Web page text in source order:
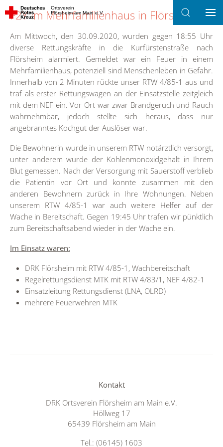
Ortsverein
Flörsheim am Main e.V.
F2Y im Mehrfamilienhaus in Flörsheim
Am Mittwoch, den 30.09.2020, wurden gegen 18:55 Uhr
diverse Rettungskräfte in die Kurfürstenstraße nach
Flörsheim alarmiert. Gemeldet war ein Feuer in einem
Mehrfamilienhaus, potenziell sind Menschenleben in Gefahr.
Innerhalb von 2 Minuten rückte unser RTW 4/85-1 aus und
traf als erster Rettungswagen an der Einsatzstelle zeitgleich
mit dem NEF ein. Vor Ort war zwar Brandgeruch und Rauch
wahrnehmbar, jedoch stellte sich heraus, dass nur
angebranntes Kochgut der Auslöser war.
Die Bewohnerin wurde in unserem RTW notärztlich versorgt,
unter anderem wurde der Kohlenmonoxidgehalt in Ihrem
Blut gemessen. Nach der Versorgung mit Sauerstoff verblieb
die Patientin vor Ort und konnte zusammen mit den
anderen Bewohnern zurück in Ihre Wohnungen. Neben
unserem RTW 4/85-1 war auch weitere Helfer auf der
Wache in Bereitschaft. Gegen 19:45 Uhr trafen wir pünktlich
zum Bereitschaftsabend wieder in der Wache ein.
Im Einsatz waren:
DRK Flörsheim mit RTW 4/85-1, Wachbereitschaft
Regelrettungsdienst MTK mit RTW 4/83/1, NEF 4/82-1
Einsatzleitung Rettungsdienst (LNA, OLRD)
mehrere Feuerwehren MTK
Kontakt
DRK Ortsverein Flörsheim am Main e.V.
Höllweg 17
65439 Flörsheim am Main
Tel.: (06145) 1603